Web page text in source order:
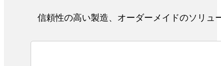
信頼性の高い製造、オーダーメイドのソリュ